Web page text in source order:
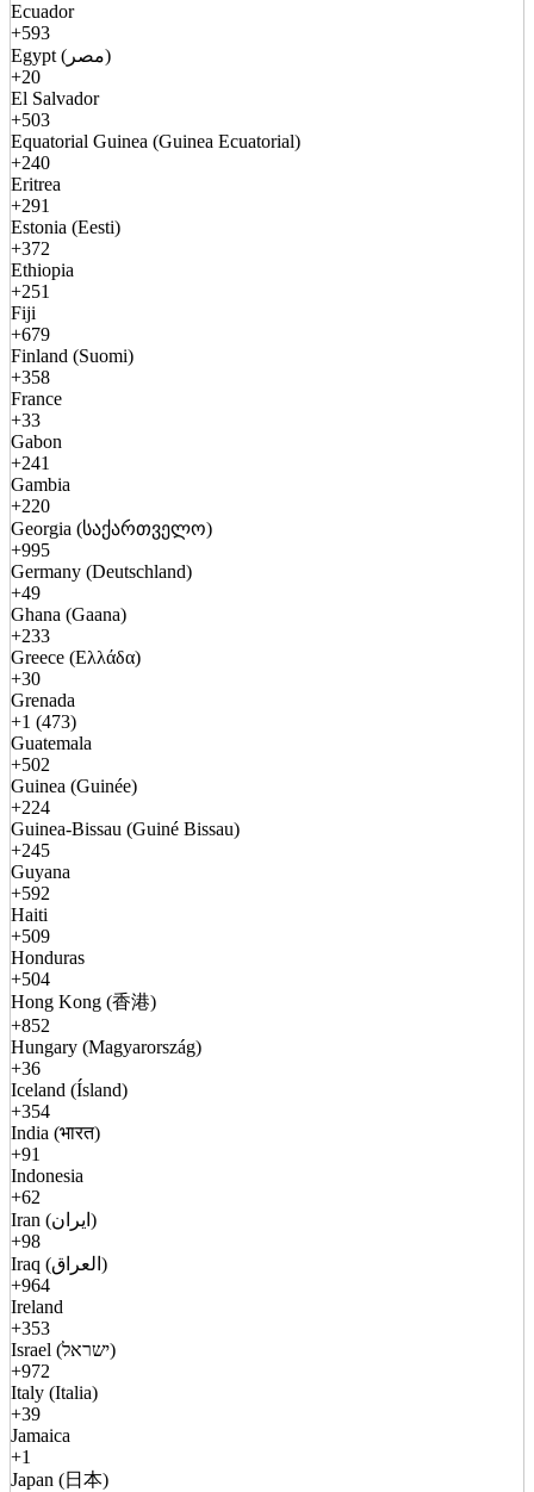
Ecuador
+593
Egypt (مصر)
+20
El Salvador
+503
Equatorial Guinea (Guinea Ecuatorial)
+240
Eritrea
+291
Estonia (Eesti)
+372
Ethiopia
+251
Fiji
+679
Finland (Suomi)
+358
France
+33
Gabon
+241
Gambia
+220
Georgia (საქართველო)
+995
Germany (Deutschland)
+49
Ghana (Gaana)
+233
Greece (Ελλάδα)
+30
Grenada
+1 (473)
Guatemala
+502
Guinea (Guinée)
+224
Guinea-Bissau (Guiné Bissau)
+245
Guyana
+592
Haiti
+509
Honduras
+504
Hong Kong (香港)
+852
Hungary (Magyarország)
+36
Iceland (Ísland)
+354
India (भारत)
+91
Indonesia
+62
Iran (ایران)
+98
Iraq (العراق)
+964
Ireland
+353
Israel (ישראל)
+972
Italy (Italia)
+39
Jamaica
+1
Japan (日本)